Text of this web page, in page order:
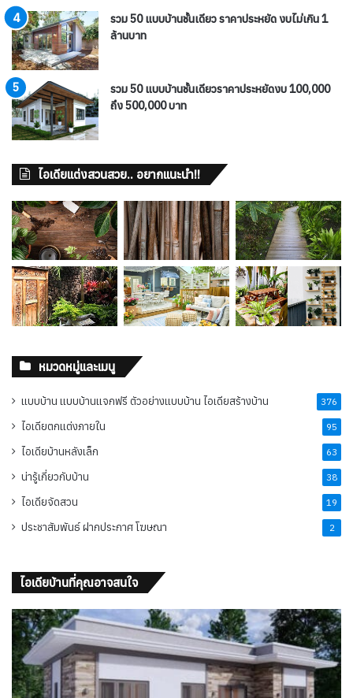
รวม 50 แบบบ้านชั้นเดียว ราคาประหยัด งบไม่เกิน 1
ล้านบาท
รวม 50 แบบบ้านชั้นเดียวราคาประหยัดงบ 100,000
ถึง 500,000 บาท
ไอเดียแต่งสวนสวย.. อยากแนะนำ!!
หมวดหมู่และเมนู
แบบบ้าน แบบบ้านแจกฟรี ตัวอย่างแบบบ้าน ไอเดียสร้างบ้าน 376
ไอเดียตกแต่งภายใน 95
ไอเดียบ้านหลังเล็ก 63
น่ารู้เกี่ยวกับบ้าน 38
ไอเดียจัดสวน 19
ประชาสัมพันธ์ ฝากประกาศ โฆษณา 2
ไอเดียบ้านที่คุณอาจสนใจ